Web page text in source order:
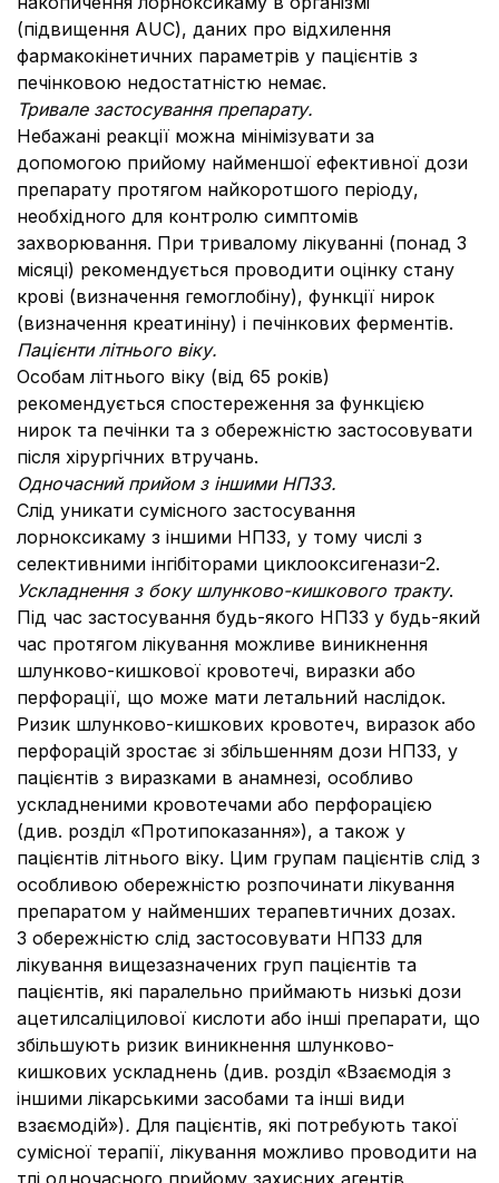
(підвищення AUC), даних про відхилення
фармакокінетичних параметрів у пацієнтів з
печінковою недостатністю немає.
Тривале застосування препарату.
Небажані реакції можна мінімізувати за
допомогою прийому найменшої ефективної дози
препарату протягом найкоротшого періоду,
необхідного для контролю симптомів
захворювання. При тривалому лікуванні (понад 3
місяці) рекомендується проводити оцінку стану
крові (визначення гемоглобіну), функції нирок
(визначення креатиніну) і печінкових ферментів.
Пацієнти літнього віку.
Особам літнього віку (від 65 років)
рекомендується спостереження за функцією
нирок та печінки та з обережністю застосовувати
після хірургічних втручань.
Одночасний прийом з іншими НПЗЗ.
Слід уникати сумісного застосування
лорноксикаму з іншими НПЗЗ, у тому числі з
селективними інгібіторами циклооксигенази-2.
Ускладнення з боку шлунково-кишкового тракту.
Під час застосування будь-якого НПЗЗ у будь-який
час протягом лікування можливе виникнення
шлунково-кишкової кровотечі, виразки або
перфорації, що може мати летальний наслідок.
Ризик шлунково-кишкових кровотеч, виразок або
перфорацій зростає зі збільшенням дози НПЗЗ, у
пацієнтів з виразками в анамнезі, особливо
ускладненими кровотечами або перфорацією
(див. розділ «Протипоказання»), а також у
пацієнтів літнього віку. Цим групам пацієнтів слід з
особливою обережністю розпочинати лікування
препаратом у найменших терапевтичних дозах.
З обережністю слід застосовувати НПЗЗ для
лікування вищезазначених груп пацієнтів та
пацієнтів, які паралельно приймають низькі дози
ацетилсаліцилової кислоти або інші препарати, що
збільшують ризик виникнення шлунково-
кишкових ускладнень (див. розділ «Взаємодія з
іншими лікарськими засобами та інші види
взаємодій»). Для пацієнтів, які потребують такої
сумісної терапії, лікування можливо проводити на
тлі одночасного прийому захисних агентів